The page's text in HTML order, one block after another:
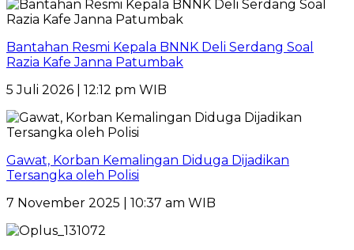
Bantahan Resmi Kepala BNNK Deli Serdang Soal
Razia Kafe Janna Patumbak
5 Juli 2026 | 12:12 pm WIB
Gawat, Korban Kemalingan Diduga Dijadikan
Tersangka oleh Polisi
7 November 2025 | 10:37 am WIB